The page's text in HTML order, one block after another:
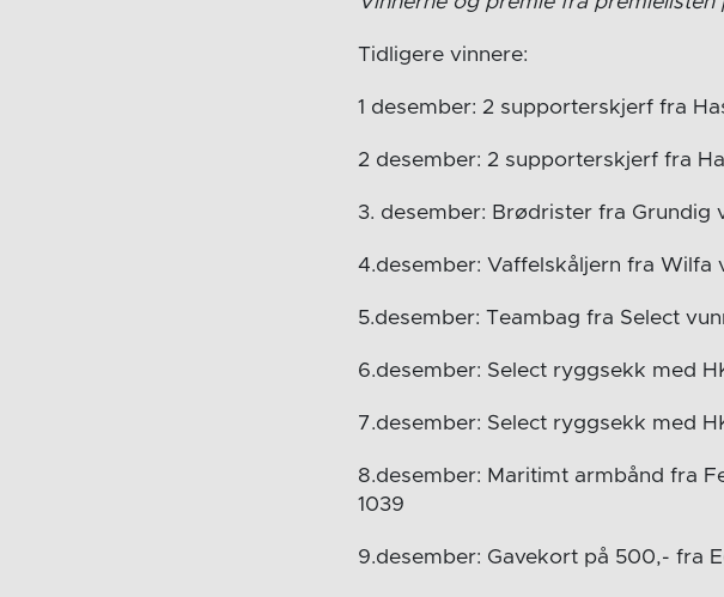
Tidligere vinnere:
1 desember: 2 supporterskjerf fra
2 desember: 2 supporterskjerf fra
3. desember: Brødrister fra Grundig
4.desember: Vaffelskåljern fra Wilfa
5.desember: Teambag fra Select
6.desember: Select ryggsekk med
7.desember: Select ryggsekk med
8.desember: Maritimt armbånd fra
1039
9.desember: Gavekort på 500,- fra